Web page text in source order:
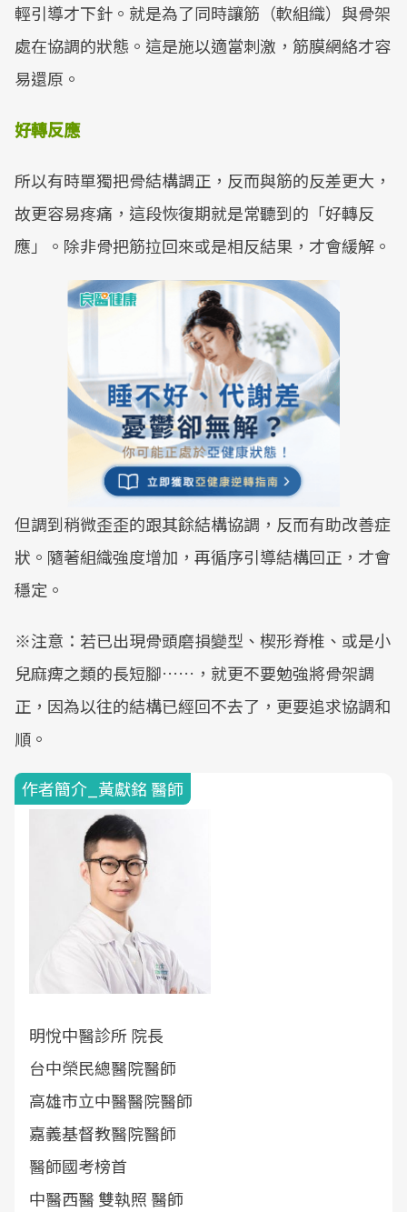
輕引導才下針。就是為了同時讓筋（軟組織）與骨架
處在協調的狀態。這是施以適當刺激，筋膜網絡才容
易還原。
好轉反應
所以有時單獨把骨結構調正，反而與筋的反差更大，
故更容易疼痛，這段恢復期就是常聽到的「好轉反
應」。除非骨把筋拉回來或是相反結果，才會緩解。
但調到稍微歪歪的跟其餘結構協調，反而有助改善症
狀。隨著組織強度增加，再循序引導結構回正，才會
穩定。
※注意：若已出現骨頭磨損變型、楔形脊椎、或是小
兒麻痺之類的長短腳……，就更不要勉強將骨架調
正，因為以往的結構已經回不去了，更要追求協調和
順。
作者簡介_黃獻銘 醫師
明悅中醫診所 院長
台中榮民總醫院醫師
高雄市立中醫醫院醫師
嘉義基督教醫院醫師
醫師國考榜首
中醫西醫 雙執照 醫師